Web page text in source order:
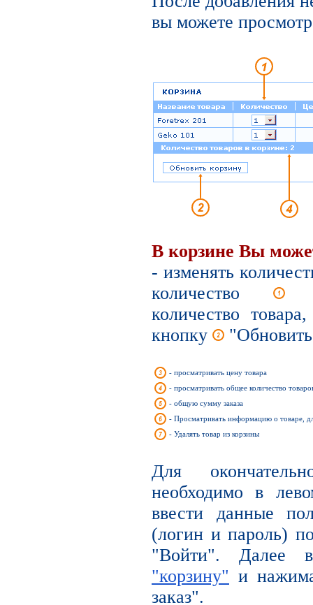
вы можете
В корзине Вы
- изменять
количество
количество
кнопку
- просматривать цену товара
- просматривать общее количество
- общую сумму заказа
- Просматривать информацию о товаре,
- Удалять товар из корзины
Для
необходимо в
ввести данные
(логин и пароль)
"Войти". Далее
"корзину" и
заказ".